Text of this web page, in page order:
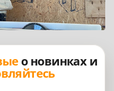
о новинках и